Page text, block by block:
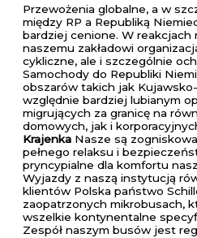
Przewożenia globalne, a w
między RP a Republiką
bardziej cenione. W reakcjach
naszemu zakładowi
cykliczne, ale i szczególnie
Samochody do Republiki
obszarów takich jak
względnie bardziej lubianym
migrujących za granicę na
domowych, jak i
Krajenka Nasze są
pełnego relaksu i
pryncypialne dla komfortu
Wyjazdy z naszą instytucją
klientów Polska państwo
zaopatrzonych mikrobusach,
wszelkie kontynentalne
Zespół naszym busów jest